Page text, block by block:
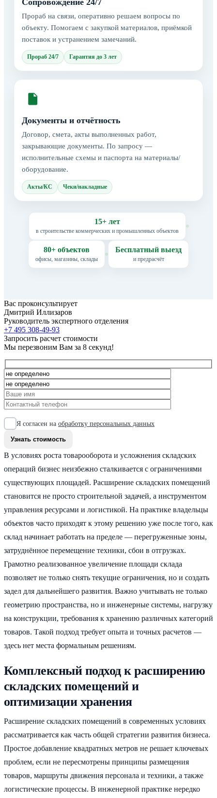
Прораб на связи, оперативно решаем вопросы по
объекту. Помогаем с закупкой материалов, приёмкой
поставок и устранением замечаний.
Прораб 24/7 Гарантия до 3 лет
Документы и отчётность
Договор, смета, акты выполненных работ,
закрывающие документы. По запросу —
исполнительные схемы и паспорта на материалы/
оборудование.
Акты/КС Чеки/накладные
15+ лет
в строительстве коммерческих и промышленных объектов
80+ объектов
офисы, магазины, склады
Бесплатный выезд
и предрасчёт
Вас проконсультирует
Дмитрий Иллизаров
Руководитель экспертного отделения
+7 495 308-49-93
Запросить расчет стоимости
Мы перезвоним Вам за 8 секунд!
Я согласен на обработку персональных данных
В условиях роста товарооборота и усложнения складских
операций бизнес неизбежно сталкивается с ограничениями
существующих площадей. Расширение складских помещений
становится не просто строительной задачей, а инструментом
управления ресурсами и логистикой. На практике владельцы
объектов часто приходят к этому решению уже после того, как
склад начинает работать на пределе — перегруженные зоны,
затруднённое перемещение техники, сбои в отгрузках.
Грамотно реализованное увеличение площади склада
позволяет не только снять текущие ограничения, но и создать
задел для дальнейшего развития. Важно учитывать не только
геометрию пространства, но и инженерные системы, нагрузку
на конструкции, требования к хранению различных категорий
товаров. Такой подход требует опыта и точных расчетов —
здесь нет места формальным решениям.
Комплексный подход к расширению
складских помещений и
оптимизации хранения
Расширение складских помещений в современных условиях
рассматривается как часть общей стратегии развития бизнеса.
Простое добавление квадратных метров не решает ключевых
проблем, если не пересмотрены принципы размещения
товаров, маршруты движения персонала и техники, а также
логистические процессы. В инженерной практике нередко